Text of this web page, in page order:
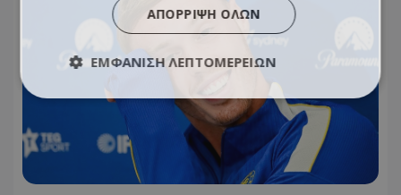
ΑΠΌΡΡΙΨΗ ΌΛΩΝ
ΕΜΦΆΝΙΣΗ ΛΕΠΤΟΜΕΡΕΙΏΝ